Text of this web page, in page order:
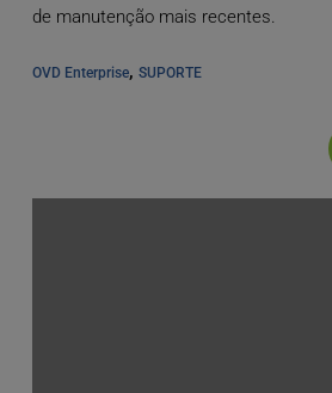
de manutenção mais recentes.
OVD Enterprise, SUPORTE